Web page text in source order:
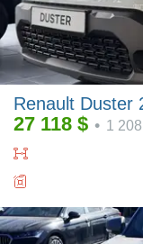
Renault Duster
27 118 $ • 1